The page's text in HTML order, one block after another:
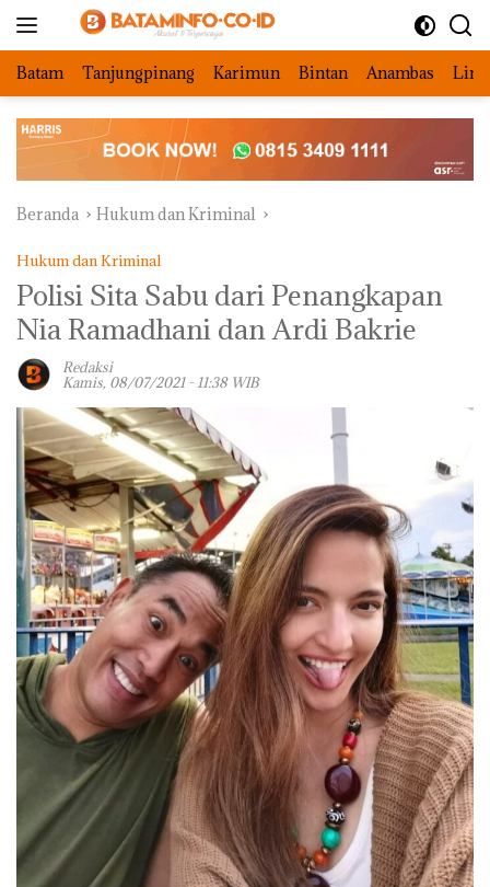
Batam Tanjungpinang Karimun Bintan Anambas
Beranda Hukum dan Kriminal
Hukum dan Kriminal
Polisi Sita Sabu dari Penangkapan
Nia Ramadhani dan Ardi Bakrie
Redaksi
Kamis, 08/07/2021 - 11:38 WIB